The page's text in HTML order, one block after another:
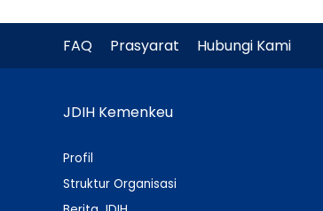
FAQ Prasyarat Hubungi Kami
JDIH Kemenkeu
Profil
Struktur Organisasi